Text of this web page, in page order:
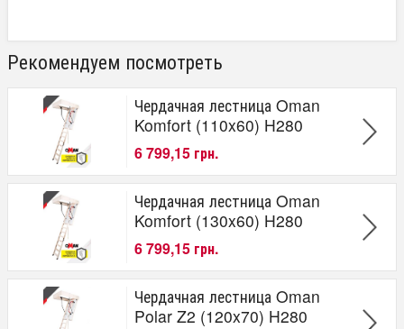
Рекомендуем посмотреть
Чердачная лестница Oman
Komfort (110x60) H280
6 799,15 грн.
Чердачная лестница Oman
Komfort (130x60) H280
6 799,15 грн.
Чердачная лестница Oman
Polar Z2 (120x70) H280